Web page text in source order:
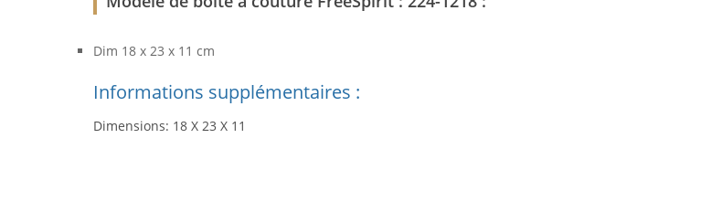
Dim 18 x 23 x 11 cm
Informations supplémentaires :
Dimensions: 18 X 23 X 11